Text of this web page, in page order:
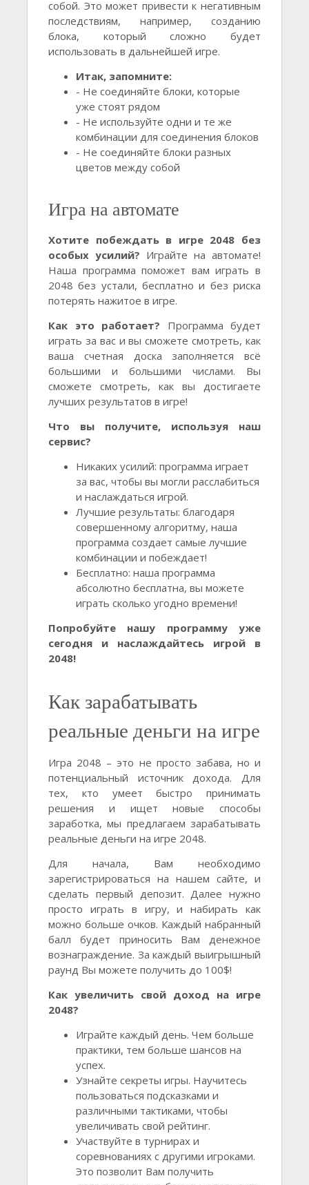
собой. Это может привести к негативным
последствиям, например, созданию
блока, который сложно будет
использовать в дальнейшей игре.
Итак, запомните:
- Не соединяйте блоки, которые
уже стоят рядом
- Не используйте одни и те же
комбинации для соединения блоков
- Не соединяйте блоки разных
цветов между собой
Игра на автомате
Хотите побеждать в игре 2048 без
особых усилий? Играйте на автомате!
Наша программа поможет вам играть в
2048 без устали, бесплатно и без риска
потерять нажитое в игре.
Как это работает? Программа будет
играть за вас и вы сможете смотреть, как
ваша счетная доска заполняется всё
большими и большими числами. Вы
сможете смотреть, как вы достигаете
лучших результатов в игре!
Что вы получите, используя наш
сервис?
Никаких усилий: программа играет
за вас, чтобы вы могли расслабиться
и наслаждаться игрой.
Лучшие результаты: благодаря
совершенному алгоритму, наша
программа создает самые лучшие
комбинации и побеждает!
Бесплатно: наша программа
абсолютно бесплатна, вы можете
играть сколько угодно времени!
Попробуйте нашу программу уже
сегодня и наслаждайтесь игрой в
2048!
Как зарабатывать
реальные деньги на игре
Игра 2048 – это не просто забава, но и
потенциальный источник дохода. Для
тех, кто умеет быстро принимать
решения и ищет новые способы
заработка, мы предлагаем зарабатывать
реальные деньги на игре 2048.
Для начала, Вам необходимо
зарегистрироваться на нашем сайте, и
сделать первый депозит. Далее нужно
просто играть в игру, и набирать как
можно больше очков. Каждый набранный
балл будет приносить Вам денежное
вознаграждение. За каждый выигрышный
раунд Вы можете получить до 100$!
Как увеличить свой доход на игре
2048?
Играйте каждый день. Чем больше
практики, тем больше шансов на
успех.
Узнайте секреты игры. Научитесь
пользоваться подсказками и
различными тактиками, чтобы
увеличивать свой рейтинг.
Участвуйте в турнирах и
соревнованиях с другими игроками.
Это позволит Вам получить